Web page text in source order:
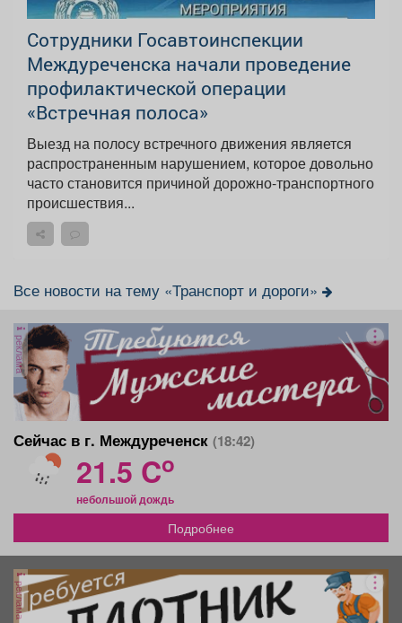
Сотрудники Госавтоинспекции
Междуреченска начали проведение
профилактической операции
«Встречная полоса»
Выезд на полосу встречного движения является
распространенным нарушением, которое довольно
часто становится причиной дорожно-транспортного
происшествия...
Все новости на тему «Транспорт и дороги»
реклама
Сейчас в г. Междуреченск (18:42)
21.5 Co
небольшой дождь
Подробнее
реклама